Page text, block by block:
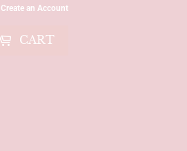
Create an Account
CART